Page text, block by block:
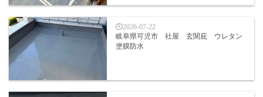
2026-07-22
岐阜県可児市 社屋 玄関庇 ウレタン
塗膜防水